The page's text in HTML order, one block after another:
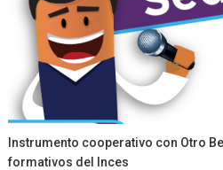
Instrumento cooperativo con Otro
formativos del Inces